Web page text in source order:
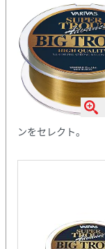
ンをセレクト。